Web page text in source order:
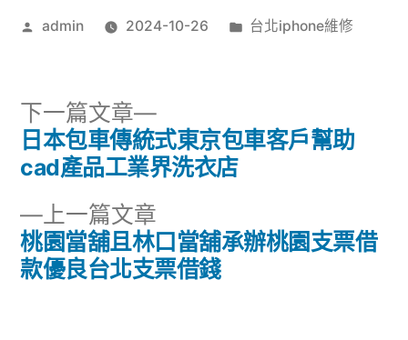
作
admin 2024-10-26
分
台北iphone維修
文
導
覽
上一篇文章
一
篇
桃園當舖且林口當舖承辦桃園支票借
款優良台北支票借錢
下一篇文章
下
一
篇
日本包車傳統式東京包車客戶幫助
cad產品工業界洗衣店